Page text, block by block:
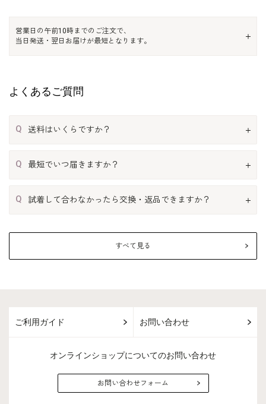
営業日の午前10時までのご注文で、
当日発送・翌日お届けが最短となります。
よくあるご質問
Q 送料はいくらですか？
Q 最短でいつ届きますか？
Q 試着して合わなかったら交換・返品できますか？
すべて見る
ご利用ガイド お問い合わせ
オンラインショップについてのお問い合わせ
お問い合わせフォーム